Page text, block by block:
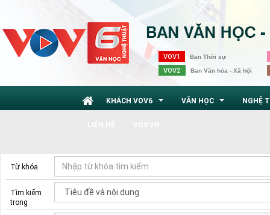
VOV1 Ban Thời sự
VOV2 Ban Văn hóa - Xã hội
KHÁCH VOV6 VĂN HỌC NGHỆ
Từ khóa
Tìm kiếm
trong